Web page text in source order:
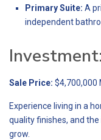
Primary Suite: A
independent
Investment:
Sale Price: $4,700,000
Experience living in a
quality finishes, and
grow.